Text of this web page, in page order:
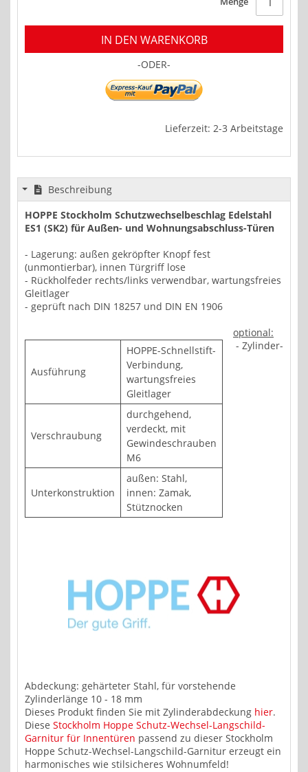
IN DEN WARENKORB
-ODER-
Lieferzeit: 2-3 Arbeitstage
Beschreibung
HOPPE Stockholm Schutzwechselbeschlag Edelstahl
ES1 (SK2) für Außen- und Wohnungsabschluss-Türen
- Lagerung: außen gekröpfter Knopf fest
(unmontierbar), innen Türgriff lose
- Rückholfeder rechts/links verwendbar, wartungsfreies
Gleitlager
- geprüft nach DIN 18257 und DIN EN 1906
Ausführung
HOPPE-Schnellstift-
Verbindung,
wartungsfreies
Gleitlager
Verschraubung
durchgehend,
verdeckt, mit
Gewindeschrauben
M6
Unterkonstruktion
außen: Stahl,
innen: Zamak,
Stütznocken
optional:
- Zylinder-
Abdeckung: gehärteter Stahl, für vorstehende
Zylinderlänge 10 - 18 mm
Dieses Produkt finden Sie mit Zylinderabdeckung hier.
Diese Stockholm Hoppe Schutz-Wechsel-Langschild-
Garnitur für Innentüren passend zu dieser Stockholm
Hoppe Schutz-Wechsel-Langschild-Garnitur erzeugt ein
harmonisches wie stilsicheres Wohnumfeld!